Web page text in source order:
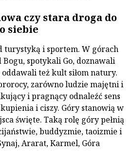
czy stara droga do
siebie
turystyką i sportem. W górach
spotykali Go, doznawali
też kult siłom natury.
zarówno ludzie majętni i
i pragnący odnaleźć sens
i ciszy. Góry stanowią w
święte. Taką rolę góry pełnią
buddyzmie, taoizmie i
Ararat, Karmel, Góra